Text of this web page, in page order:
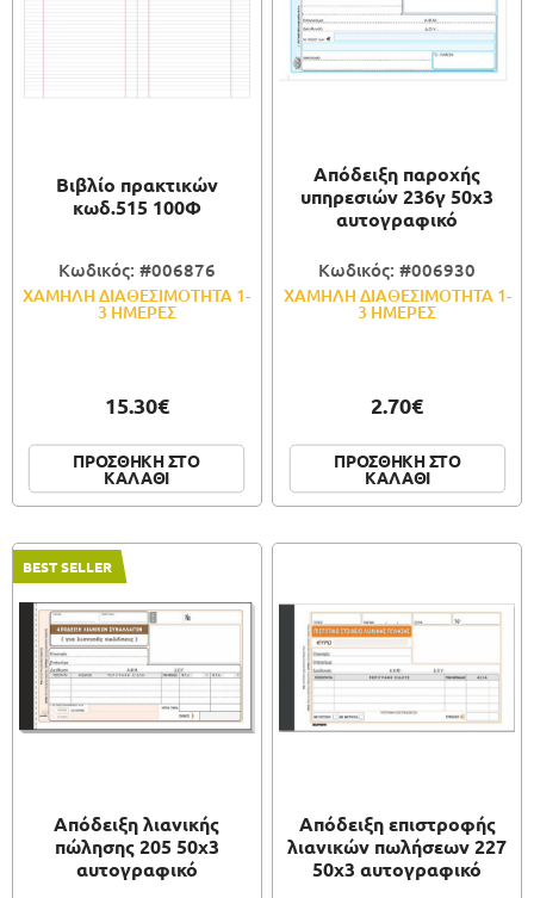
Βιβλίο πρακτικών
κωδ.515 100Φ
Κωδικός: #006876
ΧΑΜΗΛΗ ΔΙΑΘΕΣΙΜΟΤΗΤΑ 1-
3 ΗΜΕΡΕΣ
15.30€
ΠΡΟΣΘΗΚΗ ΣΤΟ
ΚΑΛΑΘΙ
Απόδειξη παροχής
υπηρεσιών 236γ 50x3
αυτογραφικό
Κωδικός: #006930
ΧΑΜΗΛΗ ΔΙΑΘΕΣΙΜΟΤΗΤΑ 1-
3 ΗΜΕΡΕΣ
2.70€
ΠΡΟΣΘΗΚΗ ΣΤΟ
ΚΑΛΑΘΙ
BEST SELLER
Απόδειξη λιανικής
πώλησης 205 50x3
αυτογραφικό
Απόδειξη επιστροφής
λιανικών πωλήσεων 227
50x3 αυτογραφικό